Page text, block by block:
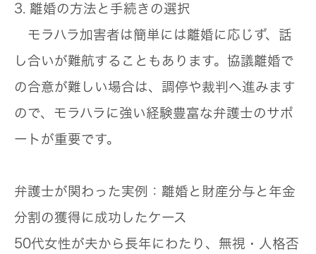
3. 離婚の方法と手続きの選択
モラハラ加害者は簡単には離婚に応じず、話
し合いが難航することもあります。協議離婚で
の合意が難しい場合は、調停や裁判へ進みます
ので、モラハラに強い経験豊富な弁護士のサポ
ートが重要です。
弁護士が関わった実例：離婚と財産分与と年金
分割の獲得に成功したケース
50代女性が夫から長年にわたり、無視・人格否